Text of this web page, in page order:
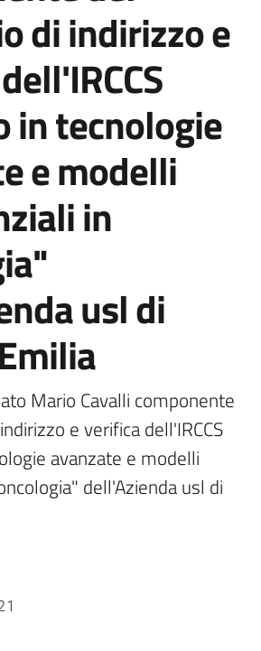
di indirizzo e
tecnologie
e modelli
in
usl di
Mario Cavalli componente
e verifica dell'IRCCS
avanzate e modelli
dell'Azienda usl di